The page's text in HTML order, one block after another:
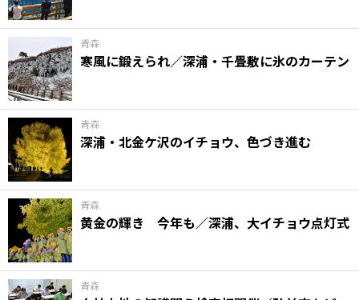
青森
寒風に鍛えられ／深浦・千畳敷に氷のカーテン
青森
深浦・北金ケ沢のイチョウ、色づき進む
青森
黄金の輝き 今年も／深浦、大イチョウ点灯式
青森